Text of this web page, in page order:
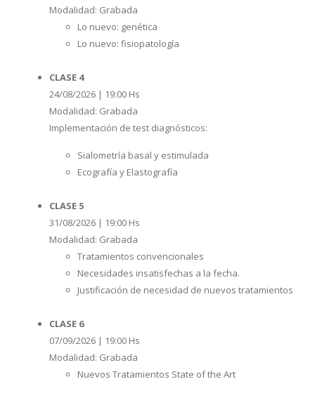
Modalidad: Grabada
Lo nuevo: genética
Lo nuevo: fisiopatología
CLASE 4
24/08/2026 | 19:00 Hs
Modalidad: Grabada
Implementación de test diagnósticos:
Sialometría basal y estimulada
Ecografía y Elastografía
CLASE 5
31/08/2026 | 19:00 Hs
Modalidad: Grabada
Tratamientos convencionales
Necesidades insatisfechas a la fecha.
Justificación de necesidad de nuevos tratamientos
CLASE 6
07/09/2026 | 19:00 Hs
Modalidad: Grabada
Nuevos Tratamientos State of the Art